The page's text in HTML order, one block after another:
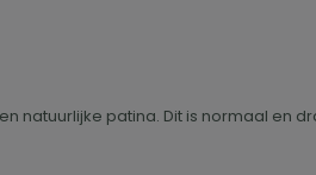
natuurlijke patina. Dit is normaal